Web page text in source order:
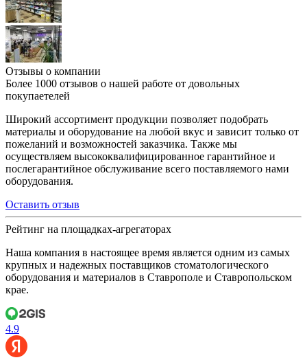
Отзывы о компании
Более 1000 отзывов о нашей работе от довольных
покупаетелей
Широкий ассортимент продукции позволяет подобрать
материалы и оборудование на любой вкус и зависит только от
пожеланий и возможностей заказчика. Также мы
осуществляем высококвалифицированное гарантийное и
послегарантийное обслуживание всего поставляемого нами
оборудования.
Оставить отзыв
Рейтинг на площадках-агрегаторах
Наша компания в настоящее время является одним из самых
крупных и надежных поставщиков стоматологического
оборудования и материалов в Ставрополе и Ставропольском
крае.
4.9